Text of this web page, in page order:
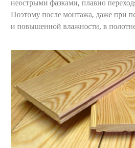
неострыми фазками, плавно
Поэтому после монтажа, даже при
и повышенной влажности, в